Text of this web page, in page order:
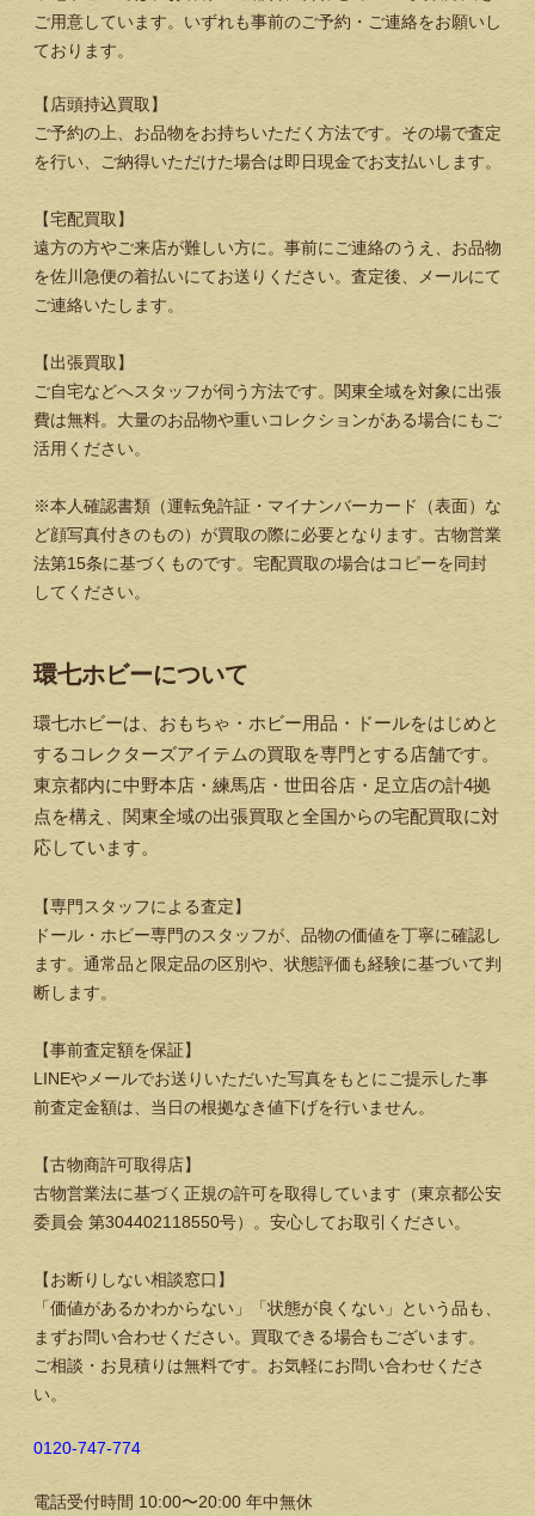
ご用意しています。いずれも事前のご予約・ご連絡をお願いし
ております。
【店頭持込買取】
ご予約の上、お品物をお持ちいただく方法です。その場で査定
を行い、ご納得いただけた場合は即日現金でお支払いします。
【宅配買取】
遠方の方やご来店が難しい方に。事前にご連絡のうえ、お品物
を佐川急便の着払いにてお送りください。査定後、メールにて
ご連絡いたします。
【出張買取】
ご自宅などへスタッフが伺う方法です。関東全域を対象に出張
費は無料。大量のお品物や重いコレクションがある場合にもご
活用ください。
※本人確認書類（運転免許証・マイナンバーカード（表面）な
ど顔写真付きのもの）が買取の際に必要となります。古物営業
法第15条に基づくものです。宅配買取の場合はコピーを同封
してください。
環七ホビーについて
環七ホビーは、おもちゃ・ホビー用品・ドールをはじめと
するコレクターズアイテムの買取を専門とする店舗です。
東京都内に中野本店・練馬店・世田谷店・足立店の計4拠
点を構え、関東全域の出張買取と全国からの宅配買取に対
応しています。
【専門スタッフによる査定】
ドール・ホビー専門のスタッフが、品物の価値を丁寧に確認し
ます。通常品と限定品の区別や、状態評価も経験に基づいて判
断します。
【事前査定額を保証】
LINEやメールでお送りいただいた写真をもとにご提示した事
前査定金額は、当日の根拠なき値下げを行いません。
【古物商許可取得店】
古物営業法に基づく正規の許可を取得しています（東京都公安
委員会 第304402118550号）。安心してお取引ください。
【お断りしない相談窓口】
「価値があるかわからない」「状態が良くない」という品も、
まずお問い合わせください。買取できる場合もございます。
ご相談・お見積りは無料です。お気軽にお問い合わせくださ
い。
0120-747-774
電話受付時間 10:00〜20:00 年中無休